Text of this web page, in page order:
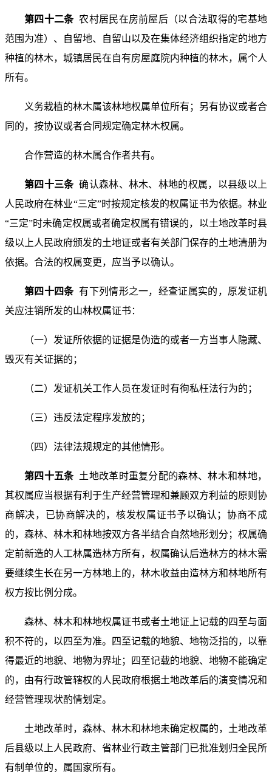
第四十二条农村居民在房前屋后（以合法取得的宅基地
范围为准）、自留地、自留山以及在集体经济组织指定的地方
种植的林木，城镇居民在自有房屋庭院内种植的林木，属个人
所有。
义务栽植的林木属该林地权属单位所有；另有协议或者合
同的，按协议或者合同规定确定林木权属。
合作营造的林木属合作者共有。
第四十三条确认森林、林木、林地的权属，以县级以上
人民政府在林业“三定”时按规定核发的权属证书为依据。林业
“三定”时未确定权属或者确定权属有错误的，以土地改革时县
级以上人民政府颁发的土地证或者有关部门保存的土地清册为
依据。合法的权属变更，应当予以确认。
第四十四条有下列情形之一，经查证属实的，原发证机
关应注销所发的山林权属证书：
（一）发证所依据的证据是伪造的或者一方当事人隐藏、
毁灭有关证据的；
（二）发证机关工作人员在发证时有徇私枉法行为的；
（三）违反法定程序发放的；
（四）法律法规规定的其他情形。
第四十五条 土地改革时重复分配的森林、林木和林地，
其权属应当根据有利于生产经营管理和兼顾双方利益的原则协
商解决，已协商解决的，核发权属证书予以确认；协商不成
的，森林、林木和林地按双方各半结合自然地形划分；权属确
定前新造的人工林属造林方所有，权属确认后造林方的林木需
要继续生长在另一方林地上的，林木收益由造林方和林地所有
权方按比例分成。
森林、林木和林地权属证书或者土地证上记载的四至与面
积不符的，以四至为准。四至记载的地貌、地物泛指的，以靠
得最近的地貌、地物为界址；四至记载的地貌、地物不能确定
的，由有行政管辖权的人民政府根据土地改革后的演变情况和
经营管理现状酌情划定。
土地改革时，森林、林木和林地未确定权属的，土地改革
后县级以上人民政府、省林业行政主管部门已批准划归全民所
有制单位的，属国家所有。